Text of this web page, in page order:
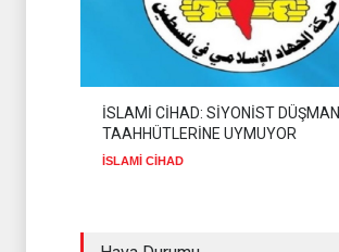
İSLAMİ CİHAD: SİYONİST DÜŞMAN
TAAHHÜTLERİNE UYMUYOR
İSLAMİ CİHAD